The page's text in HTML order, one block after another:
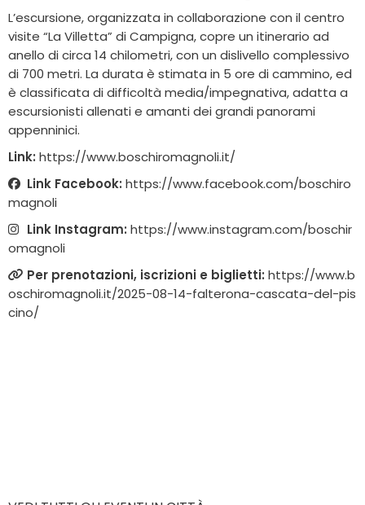
L’escursione, organizzata in collaborazione con il centro
visite “La Villetta” di Campigna, copre un itinerario ad
anello di circa 14 chilometri, con un dislivello complessivo
di 700 metri. La durata è stimata in 5 ore di cammino, ed
è classificata di difficoltà media/impegnativa, adatta a
escursionisti allenati e amanti dei grandi panorami
appenninici.
Link: https://www.boschiromagnoli.it/
Link Facebook: https://www.facebook.com/boschiro
magnoli
Link Instagram: https://www.instagram.com/boschir
omagnoli
Per prenotazioni, iscrizioni e biglietti: https://www.b
oschiromagnoli.it/2025-08-14-falterona-cascata-del-pis
cino/